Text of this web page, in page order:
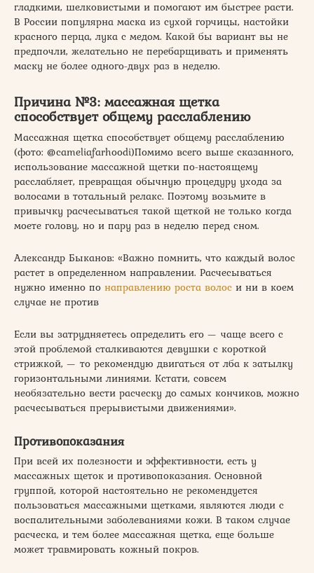
гладкими, шелковистыми и помогают им быстрее расти.
В России популярна маска из сухой горчицы, настойки
красного перца, лука с медом. Какой бы вариант вы не
предпочли, желательно не перебарщивать и применять
маску не более одного-двух раз в неделю.
Причина №3: массажная щетка
способствует общему расслаблению
Массажная щетка способствует общему расслаблению
(фото: @cameliafarhoodi)Помимо всего выше сказанного,
использование массажной щетки по-настоящему
расслабляет, превращая обычную процедуру ухода за
волосами в тотальный релакс. Поэтому возьмите в
привычку расчесываться такой щеткой не только когда
моете голову, но и пару раз в неделю перед сном.
Александр Быканов: «Важно помнить, что каждый волос
растет в определенном направлении. Расчесываться
нужно именно по направлению роста волос и ни в коем
случае не против
Если вы затрудняетесь определить его — чаще всего с
этой проблемой сталкиваются девушки с короткой
стрижкой, — то рекомендую двигаться от лба к затылку
горизонтальными линиями. Кстати, совсем
необязательно вести расческу до самых кончиков, можно
расчесываться прерывистыми движениями».
Противопоказания
При всей их полезности и эффективности, есть у
массажных щеток и противопоказания. Основной
группой, которой настоятельно не рекомендуется
пользоваться массажными щетками, являются люди с
воспалительными заболеваниями кожи. В таком случае
расческа, и тем более массажная щетка, еще больше
может травмировать кожный покров.